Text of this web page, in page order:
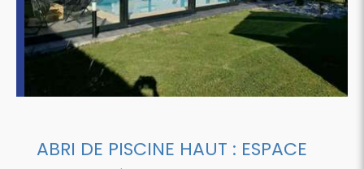
ABRI DE PISCINE HAUT : ESPACE